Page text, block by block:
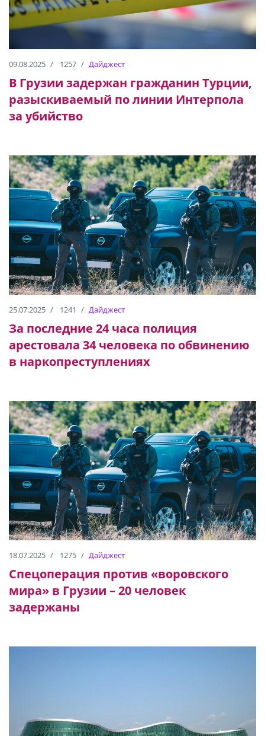
09.08.2025 1257 Дайджест
В Грузии задержан гражданин Турции,
разыскиваемый по линии Интерпола
за убийство
25.07.2025 1241 Дайджест
За последние 24 часа полиция
арестовала 34 человека по обвинению
в наркопреступлениях
18.07.2025 1275 Дайджест
Спецоперация против «воровского
мира» в Грузии – 20 человек
задержаны